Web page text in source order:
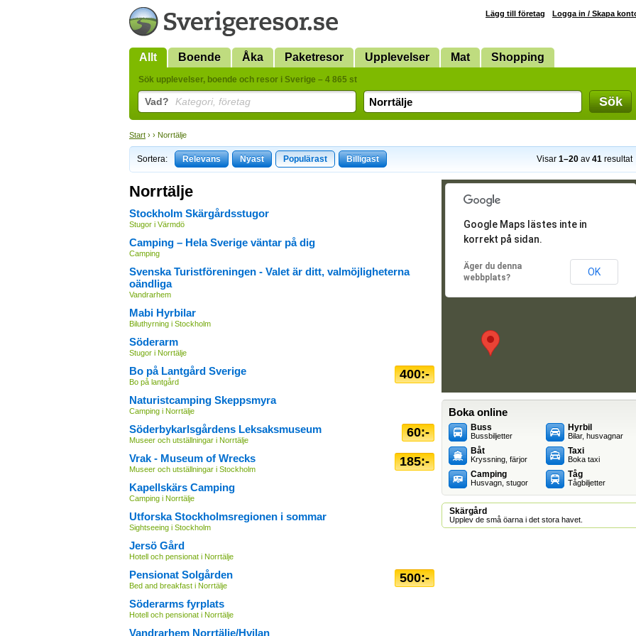
Lägg till företag Logga in / Skapa
Allt Boende Åka Paketresor Upplevelser Mat Shopping
Sök upplevelser, boende och resor i Sverige – 4 865 st
Vad? Kategori, företag Sök
Start › › Norrtälje
Sortera: Relevans Nyast Populärast Billigast Visar 1–20 av 41 resultat
Norrtälje
Stockholm Skärgårdsstugor
Stugor i Värmdö
Camping – Hela Sverige väntar på dig
Camping
Svenska Turistföreningen - Valet är ditt, valmöjligheterna
oändliga
Vandrarhem
Mabi Hyrbilar
Biluthyrning i Stockholm
Söderarm
Stugor i Norrtälje
400:-
Bo på Lantgård Sverige
Bo på lantgård
Naturistcamping Skeppsmyra
Camping i Norrtälje
60:-
Söderbykarlsgårdens Leksaksmuseum
Museer och utställningar i Norrtälje
185:-
Vrak - Museum of Wrecks
Museer och utställningar i Stockholm
Kapellskärs Camping
Camping i Norrtälje
Utforska Stockholmsregionen i sommar
Sightseeing i Stockholm
Jersö Gård
Hotell och pensionat i Norrtälje
500:-
Pensionat Solgården
Bed and breakfast i Norrtälje
Söderarms fyrplats
Hotell och pensionat i Norrtälje
Vandrarhem Norrtälje/Hvilan
Google Maps lästes inte in
korrekt på sidan.
Äger du denna
webbplats?
OK
Boka online
Buss
Bussbiljetter
Båt
Kryssning, färjor
Camping
Husvagn, stugor
Hyrbil
Bilar, husvagnar
Taxi
Boka taxi
Tåg
Tågbiljetter
Skärgård
Upplev de små öarna i det stora havet.